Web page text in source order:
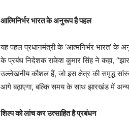
आत्मिनिर्भर भारत के अनुरूप है पहल
यह पहल प्रधानमंत्री के ‘आत्मनिर्भर भारत’
के प्रबंध निदेशक राकेश कुमार सिंह ने कहा,
उल्लेखनीय कौशल हैं, जो इस क्षेत्र की समृद्ध
आगे बढ़ाएगा, बल्कि समय के साथ झारखंड में अन्य
शिल्प को लांच कर उत्साहित है प्रबंधन